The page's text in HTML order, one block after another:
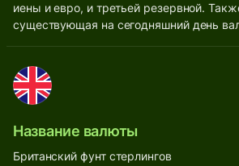
иены и евро, и третьей резервной.
существующая на сегодняшний день
Название валюты
Британский фунт стерлингов